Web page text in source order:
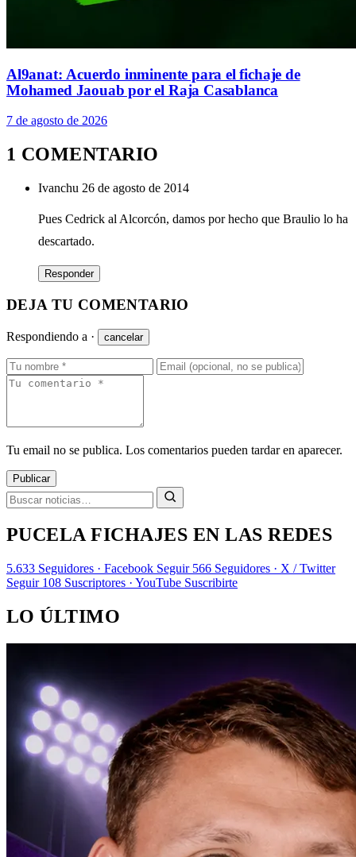
Al9anat: Acuerdo inminente para el fichaje de
Mohamed Jaouab por el Raja Casablanca
7 de agosto de 2026
1 COMENTARIO
Ivanchu 26 de agosto de 2014
Pues Cedrick al Alcorcón, damos por hecho que Braulio lo ha
descartado.
Responder
DEJA TU COMENTARIO
Respondiendo a · cancelar
Tu email no se publica. Los comentarios pueden tardar en aparecer.
Publicar
PUCELA FICHAJES EN LAS REDES
5.633 Seguidores · Facebook Seguir 566 Seguidores · X / Twitter
Seguir 108 Suscriptores · YouTube Suscribirte
LO ÚLTIMO